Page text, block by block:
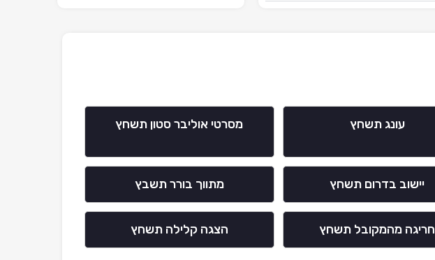
עונג תשחץ מסרטי אוליבר סטון תשחץ
יישוב בדרום תשחץ מתווך בורר תשבץ
חריגה מהמקובל תשחץ הצגה קלילה תשחץ